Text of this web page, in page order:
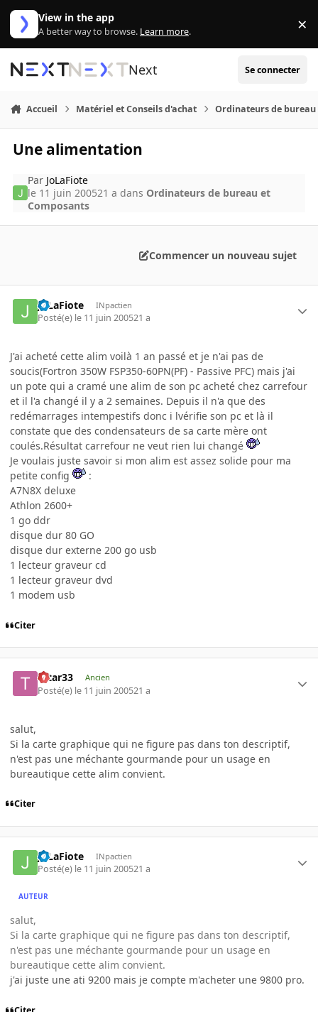
Aller au contenu
View in the app
A better way to browse. Learn more. ×
Next Se connecter
Accueil Matériel et Conseils d'achat Ordinateurs de bureau
Une alimentation
Par JoLaFiote
le 11 juin 200521 a dans Ordinateurs de bureau et
Composants
Commencer un nouveau sujet
JoLaFiote INpactien
Posté(e) le 11 juin 200521 a
J'ai acheté cette alim voilà 1 an passé et je n'ai pas de
soucis(Fortron 350W FSP350-60PN(PF) - Passive PFC) mais j'ai
un pote qui a cramé une alim de son pc acheté chez carrefour
et il l'a changé il y a 2 semaines. Depuis il n'a que des
redémarrages intempestifs donc i lvérifie son pc et là il
constate que des condensateurs de sa carte mère ont
coulés.Résultat carrefour ne veut rien lui changé
Je voulais juste savoir si mon alim est assez solide pour ma
petite config
:
A7N8X deluxe
Athlon 2600+
1 go ddr
disque dur 80 GO
disque dur externe 200 go usb
1 lecteur graveur cd
1 lecteur graveur dvd
1 modem usb
Citer
tatar33 Ancien
Posté(e) le 11 juin 200521 a
salut,
Si la carte graphique qui ne figure pas dans ton descriptif,
n'est pas une méchante gourmande pour un usage en
bureautique cette alim convient.
Citer
JoLaFiote INpactien
Posté(e) le 11 juin 200521 a
AUTEUR
salut,
Si la carte graphique qui ne figure pas dans ton descriptif,
n'est pas une méchante gourmande pour un usage en
bureautique cette alim convient.
j'ai juste une ati 9200 mais je compte m'acheter une 9800 pro.